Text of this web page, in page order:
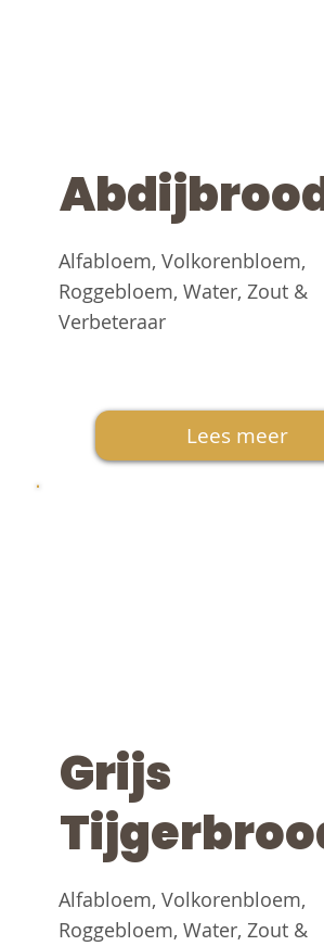
Alfabloem, Volkorenbloem,
Roggebloem, Water, Zout &
Verbeteraar
Lees meer
Grijs
Alfabloem, Volkorenbloem,
Roggebloem, Water, Zout &